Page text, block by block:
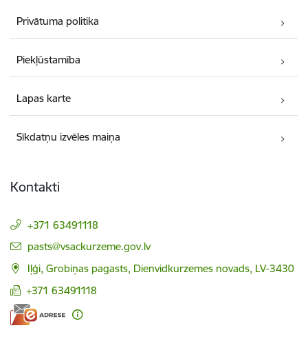
Privātuma politika
Piekļūstamība
Lapas karte
Sīkdatņu izvēles maiņa
Kontakti
+371 63491118
E-pasts:
pasts@vsackurzeme.gov.lv
Iļģi, Grobiņas pagasts, Dienvidkurzemes novads, LV-3430
+371 63491118